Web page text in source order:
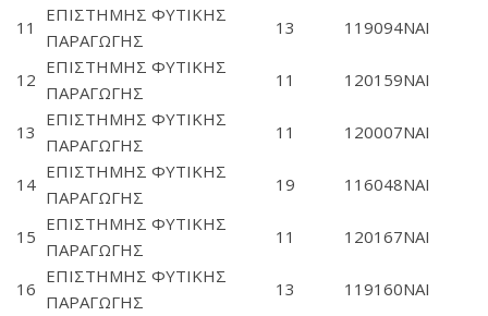
11
ΕΠΙΣΤΗΜΗΣ ΦΥΤΙΚΗΣ
ΠΑΡΑΓΩΓΗΣ
13 119094ΝΑΙ
12
ΕΠΙΣΤΗΜΗΣ ΦΥΤΙΚΗΣ
ΠΑΡΑΓΩΓΗΣ
11 120159ΝΑΙ
13
ΕΠΙΣΤΗΜΗΣ ΦΥΤΙΚΗΣ
ΠΑΡΑΓΩΓΗΣ
11 120007ΝΑΙ
14
ΕΠΙΣΤΗΜΗΣ ΦΥΤΙΚΗΣ
ΠΑΡΑΓΩΓΗΣ
19 116048ΝΑΙ
15
ΕΠΙΣΤΗΜΗΣ ΦΥΤΙΚΗΣ
ΠΑΡΑΓΩΓΗΣ
11 120167ΝΑΙ
16
ΕΠΙΣΤΗΜΗΣ ΦΥΤΙΚΗΣ
ΠΑΡΑΓΩΓΗΣ
13 119160ΝΑΙ